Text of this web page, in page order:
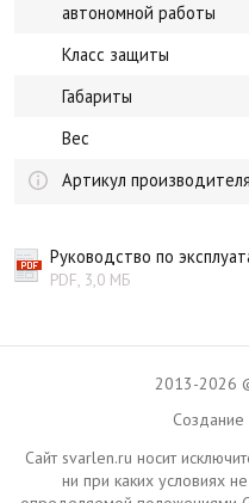
автономной работы
Класс защиты
Габариты
Вес
Артикул производителя
Руководство по
PDF, 3,0 МБ
2013-2026
Создание
Сайт svarlen.ru носит
ни при каких условиях